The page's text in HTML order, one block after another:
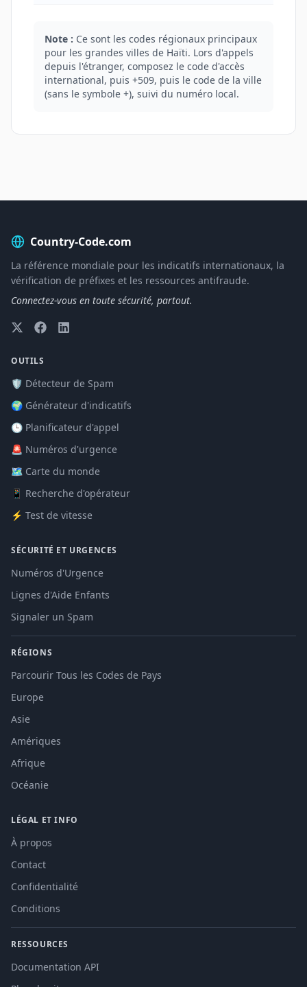
Note : Ce sont les codes régionaux principaux
pour les grandes villes de Haïti. Lors d'appels
depuis l'étranger, composez le code d'accès
international, puis +509, puis le code de la ville
(sans le symbole +), suivi du numéro local.
Country-Code.com
La référence mondiale pour les indicatifs internationaux, la
vérification de préfixes et les ressources antifraude.
Connectez-vous en toute sécurité, partout.
OUTILS
🛡️ Détecteur de Spam
🌍 Générateur d'indicatifs
🕒 Planificateur d'appel
🚨 Numéros d'urgence
🗺️ Carte du monde
📱 Recherche d'opérateur
⚡ Test de vitesse
SÉCURITÉ ET URGENCES
Numéros d'Urgence
Lignes d'Aide Enfants
Signaler un Spam
RÉGIONS
Parcourir Tous les Codes de Pays
Europe
Asie
Amériques
Afrique
Océanie
LÉGAL ET INFO
À propos
Contact
Confidentialité
Conditions
RESSOURCES
Documentation API